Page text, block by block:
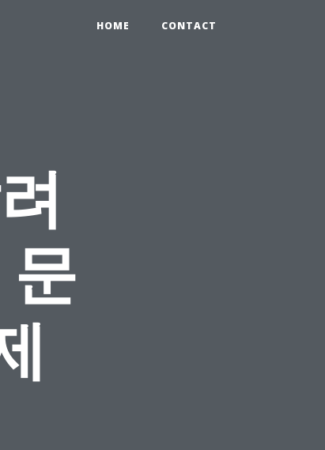
HOME CONTACT